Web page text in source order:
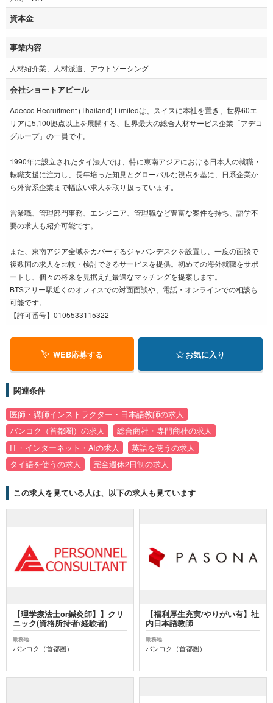
資本金
事業内容
人材紹介業、人材派遣、アウトソーシング
会社ショートアピール
Adecco Recruitment (Thailand) Limitedは、スイスに本社を置き、世界60エ
リアに5,100拠点以上を展開する、世界最大の総合人材サービス企業「アデコ
グループ」の一員です。
1990年に設立されたタイ法人では、特に東南アジアにおける日本人の就職・
転職支援に注力し、長年培った知見とグローバルな視点を基に、日系企業か
ら外資系企業まで幅広い求人を取り扱っています。
営業職、管理部門事務、エンジニア、管理職など豊富な案件を持ち、語学不
要の求人も紹介可能です。
また、東南アジア全域をカバーするジャパンデスクを設置し、一度の面談で
複数国の求人を比較・検討できるサービスを提供。初めての海外就職をサポ
ートし、個々の将来を見据えた最適なマッチングを提案します。
BTSアリー駅近くのオフィスでの対面面談や、電話・オンラインでの相談も
可能です。
【許可番号】0105533115322
WEB応募する お気に入り
関連条件
医師・講師インストラクター・日本語教師の求人
バンコク（首都圏）の求人
総合商社・専門商社の求人
IT・インターネット・AIの求人
英語を使うの求人
タイ語を使うの求人
完全週休2日制の求人
この求人を見ている人は、以下の求人も見ています
【理学療法士or鍼灸師】】クリ
ニック(資格所持者/経験者)
勤務地
バンコク（首都圏）
【福利厚生充実/やりがい有】社
内日本語教師
勤務地
バンコク（首都圏）